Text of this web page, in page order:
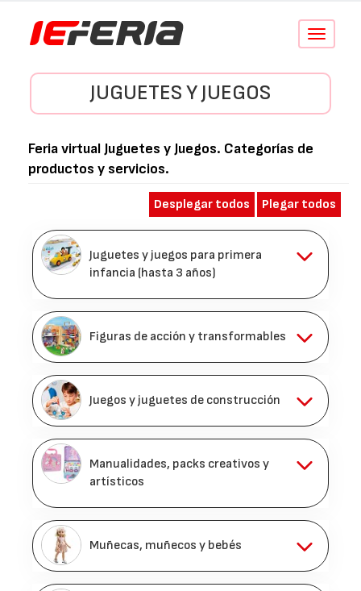
Conmutar
JUGUETES Y JUEGOS
Feria virtual Juguetes y Juegos. Categorías de
productos y servicios.
Desplegar todos Plegar todos
Juguetes y juegos para primera
infancia (hasta 3 años)
Figuras de acción y transformables
Juegos y juguetes de construcción
Manualidades, packs creativos y
artísticos
Muñecas, muñecos y bebés